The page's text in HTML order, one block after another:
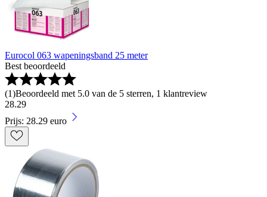
Eurocol 063 wapeningsband 25 meter
Best beoordeeld
(1)Beoordeeld met 5.0 van de 5 sterren, 1 klantreview
28.29
Prijs: 28.29 euro